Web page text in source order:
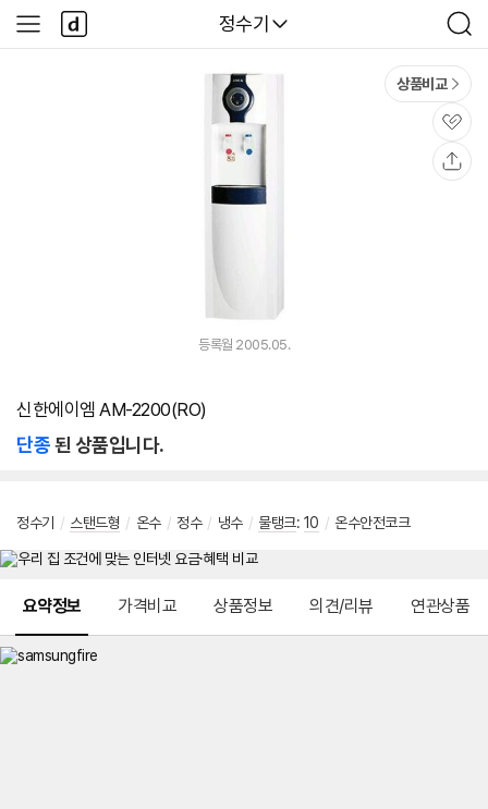
다나와
정수기
검
색
사
이
다
나
와
상품비교
관
심
등록월 2005.05.
신한에이엠 AM-2200(RO)
단종된 상품입니다.
정수기 / 스탠드형 / 온수 / 정수 / 냉수 / 물탱크: 10 / 온수안전코크
요약정보 가격비교 상품정보 의견/리뷰 연관상품